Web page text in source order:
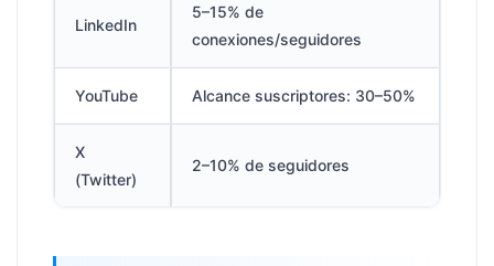
LinkedIn
5–15% de
conexiones/seguidores
YouTube Alcance suscriptores: 30–50%
X
(Twitter)
2–10% de seguidores